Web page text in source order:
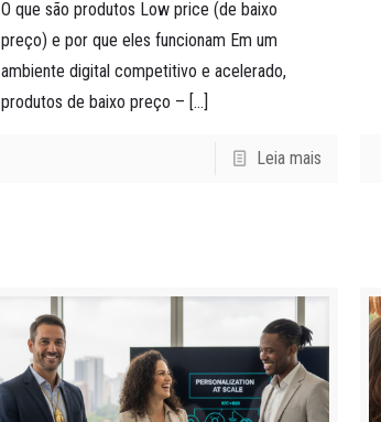
O que são produtos Low price (de baixo
preço) e por que eles funcionam Em um
ambiente digital competitivo e acelerado,
produtos de baixo preço – […]
Leia mais